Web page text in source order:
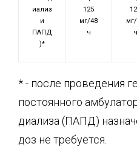
иализ
и
ПАПД
)*
125
мг/48
ч
ч
* - после проведения
постоянного
диализа (ПАПД)
доз не требуется.